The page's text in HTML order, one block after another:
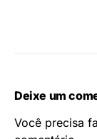
Deixe um
Você precisa